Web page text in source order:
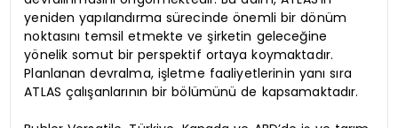
yeniden yapılandırma sürecinde önemli bir dönüm
noktasını temsil etmekte ve şirketin geleceğine
yönelik somut bir perspektif ortaya koymaktadır.
Planlanan devralma, işletme faaliyetlerinin yanı sıra
ATLAS çalışanlarının bir bölümünü de kapsamaktadır.